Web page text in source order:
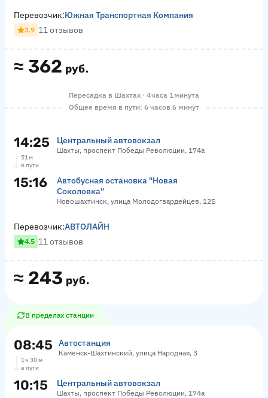
≈ 362 руб.
Перевозчик:Южная Транспортная Компания
3.9 11 отзывов
Пересадка в Шахтах · 4 часа 1 минута
Общее время в пути: 6 часов 6 минут
14:25 Центральный автовокзал
Шахты, проспект Победы Революции, 174а
51 м
в пути
15:16
Автобусная остановка "Новая
Соколовка"
Новошахтинск, улица Молодогвардейцев, 12Б
≈ 243 руб.
Перевозчик:АВТОЛАЙН
4.5 11 отзывов
В пределах станции
08:45 Автостанция
Каменск-Шахтинский, улица Народная, 3
1 ч 30 м
в пути
10:15 Центральный автовокзал
Шахты, проспект Победы Революции, 174а